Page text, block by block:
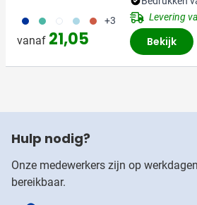
773 886 721 887 888 +3
vanaf 21,05
Levering
Bekijk
Hulp nodig?
Onze medewerkers zijn op
bereikbaar.